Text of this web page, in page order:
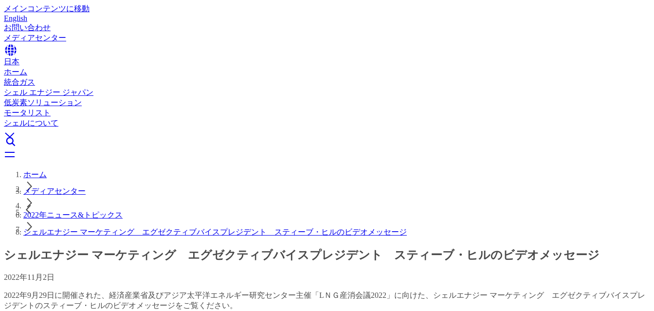
メインコンテンツに移動
English
お問い合わせ
メディアセンター
日本
ホーム
統合ガス
シェル エナジー ジャパン
低炭素ソリューション
モータリスト
シェルについて
ホーム
メディアセンター
2022年ニュース&トピックス
シェルエナジー マーケティング エグゼクティブバイスプレジデント スティーブ・ヒルのビデオメッセージ
シェルエナジー マーケティング エグゼクティブバイスプレジデント スティーブ・ヒルのビデオメッセージ
2022年11月2日
2022年9月29日に開催された、経済産業省及びアジア太平洋エネルギー研究センター主催「LＮＧ産消会議2022」に向けた、シェルエナジー マーケティング エグゼクティブバイスプレ
ジデントのスティーブ・ヒルのビデオメッセージをご覧ください。